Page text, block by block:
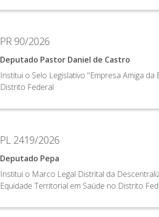
PR 90/2026
Deputado Pastor Daniel de Castro
Institui o Selo Legislativo "Empresa Amiga
Distrito Federal
PL 2419/2026
Deputado Pepa
Institui o Marco Legal Distrital da
Equidade Territorial em Saúde no Distrito